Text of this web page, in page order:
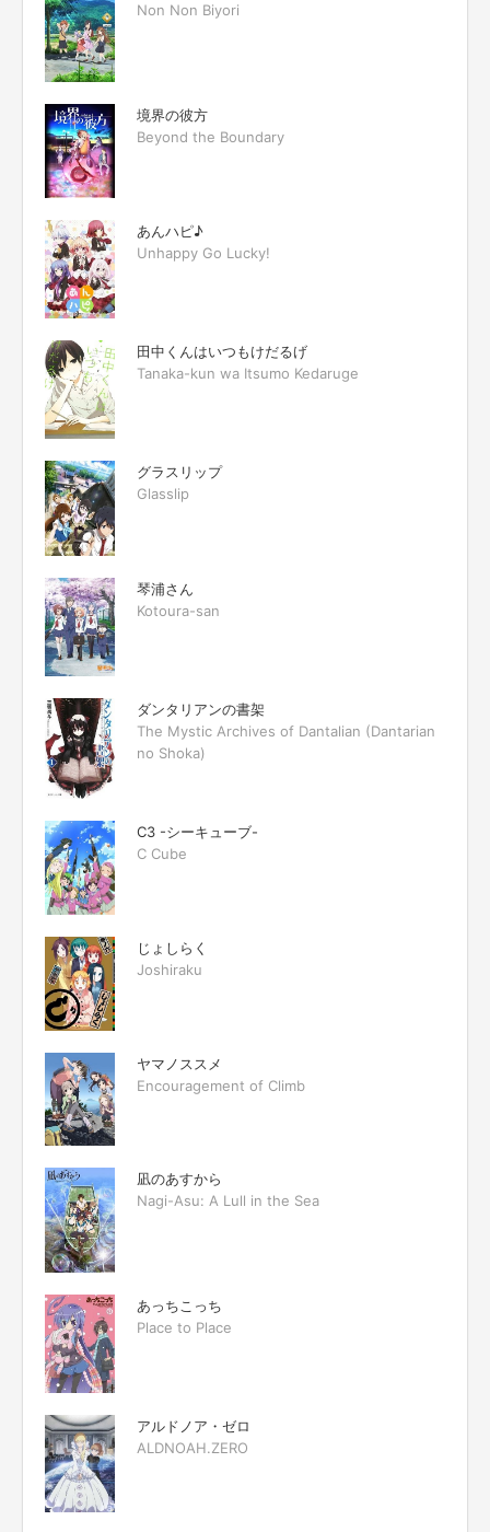
Non Non Biyori
境界の彼方
Beyond the Boundary
あんハピ♪
Unhappy Go Lucky!
田中くんはいつもけだるげ
Tanaka-kun wa Itsumo Kedaruge
グラスリップ
Glasslip
琴浦さん
Kotoura-san
ダンタリアンの書架
The Mystic Archives of Dantalian (Dantarian
no Shoka)
C3 -シーキューブ-
C Cube
じょしらく
Joshiraku
ヤマノススメ
Encouragement of Climb
凪のあすから
Nagi-Asu: A Lull in the Sea
あっちこっち
Place to Place
アルドノア・ゼロ
ALDNOAH.ZERO